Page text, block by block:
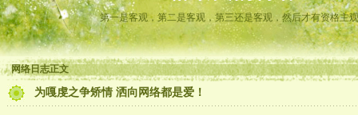
第一是客观，第二是客观，第三还是客观，然后才有资格主
网络日志正文
为嘎虔之争矫情 洒向网络都是爱！